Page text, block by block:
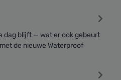
dag blijft — wat er ook gebeurt
de nieuwe Waterproof